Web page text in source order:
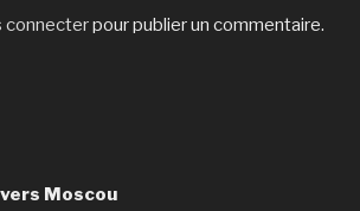
connecterpour publier un commentaire.
Moscou